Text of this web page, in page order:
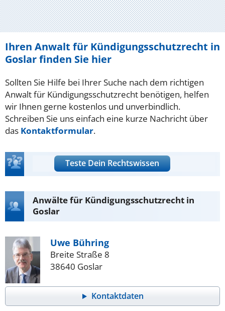
Ihren Anwalt für Kündigungsschutzrecht in
Goslar finden Sie hier
Sollten Sie Hilfe bei Ihrer Suche nach dem richtigen
Anwalt für Kündigungsschutzrecht benötigen, helfen
wir Ihnen gerne kostenlos und unverbindlich.
Schreiben Sie uns einfach eine kurze Nachricht über
das Kontaktformular.
Teste Dein Rechtswissen
Anwälte für Kündigungsschutzrecht in
Goslar
Uwe Bühring
Breite Straße 8
38640 Goslar
Kontaktdaten